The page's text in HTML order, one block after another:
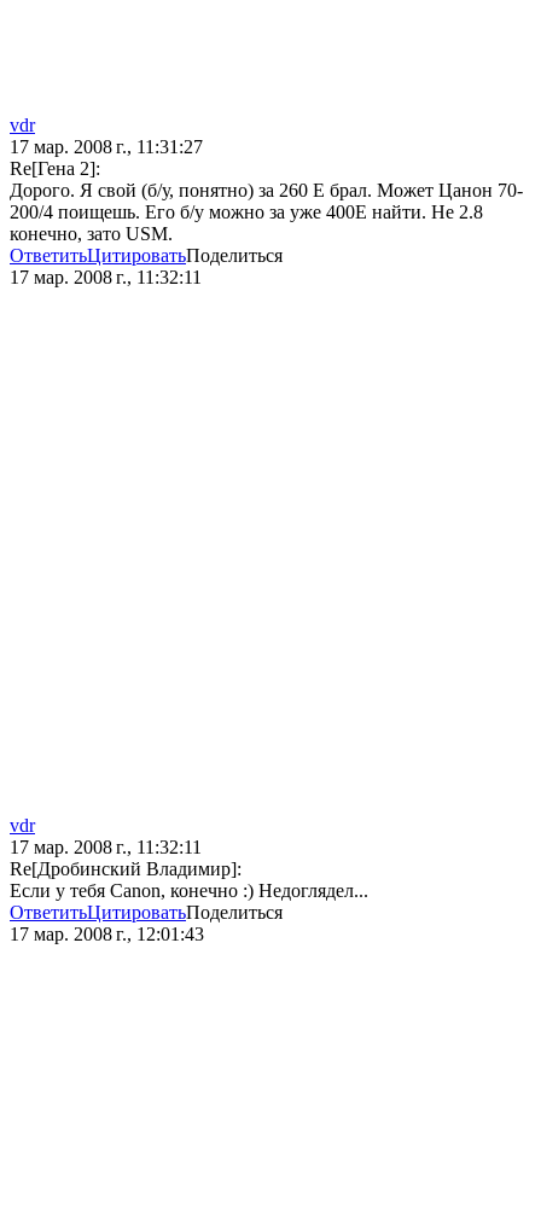
vdr
17 мар. 2008 г., 11:31:27
Re[Гена 2]:
Дорого. Я свой (б/у, понятно) за 260 Е брал. Может Цанон 70-
200/4 поищешь. Его б/у можно за уже 400Е найти. Не 2.8
конечно, зато USM.
ОтветитьЦитироватьПоделиться
17 мар. 2008 г., 11:32:11
vdr
17 мар. 2008 г., 11:32:11
Re[Дробинский Владимир]:
Если у тебя Canon, конечно :) Недоглядел...
ОтветитьЦитироватьПоделиться
17 мар. 2008 г., 12:01:43